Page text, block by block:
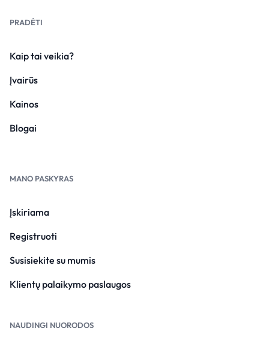
PRADĖTI
Kaip tai veikia?
Įvairūs
Kainos
Blogai
MANO PASKYRAS
Įskiriama
Registruoti
Susisiekite su mumis
Klientų palaikymo paslaugos
NAUDINGI NUORODOS